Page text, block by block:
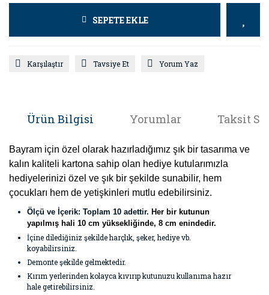
SEPETE EKLE
Karşılaştır Tavsiye Et Yorum Yaz
Ürün Bilgisi Yorumlar Taksit
Bayram için özel olarak hazırladığımız şık bir tasarıma ve
kalın kaliteli kartona sahip olan hediye kutularımızla
hediyelerinizi özel ve şık bir şekilde sunabilir, hem
çocukları hem de yetişkinleri mutlu edebilirsiniz.
Ölçü ve İçerik: Toplam 10 adettir. Her bir kutunun
yapılmış hali 10 cm yüksekliğinde, 8 cm enindedir.
İçine dilediğiniz şekilde harçlık, şeker, hediye vb.
koyabilirsiniz.
Demonte şekilde gelmektedir.
Kırım yerlerinden kolayca kıvırıp kutunuzu kullanıma hazır
hale getirebilirsiniz.